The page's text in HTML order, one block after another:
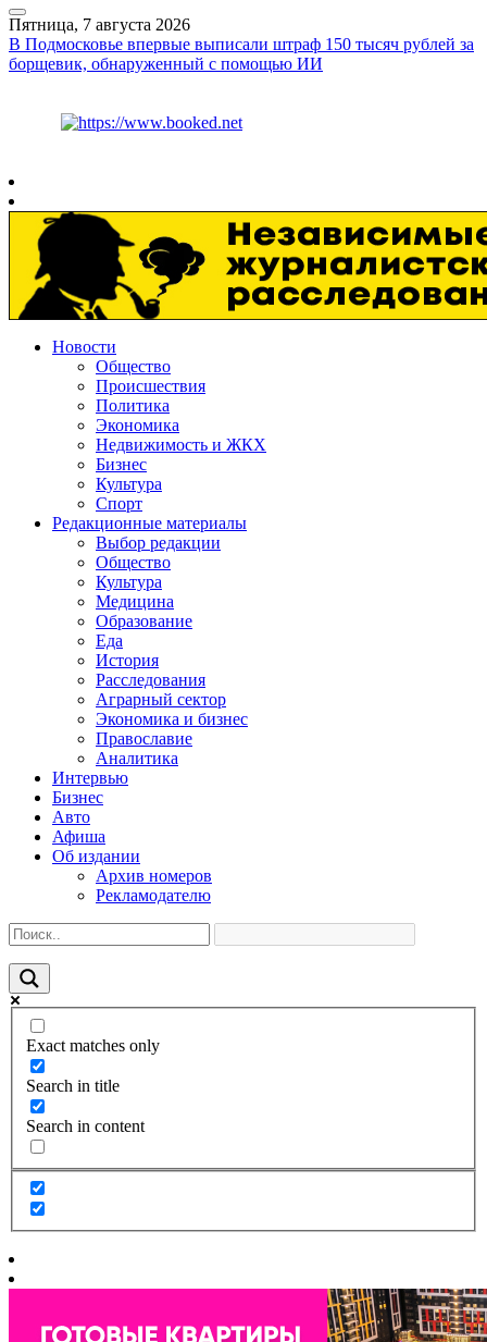
Пятница, 7 августа 2026
В Подмосковье впервые выписали штраф 150 тысяч рублей за
борщевик, обнаруженный с помощью ИИ
Новости
Общество
Происшествия
Политика
Экономика
Недвижимость и ЖКХ
Бизнес
Культура
Спорт
Редакционные материалы
Выбор редакции
Общество
Культура
Медицина
Образование
Еда
История
Расследования
Аграрный сектор
Экономика и бизнес
Православие
Аналитика
Интервью
Бизнес
Авто
Афиша
Об издании
Архив номеров
Рекламодателю
Exact matches only
Search in title
Search in content